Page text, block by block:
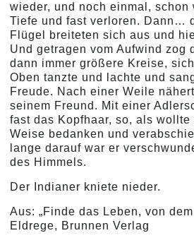
wieder, und noch einmal, schon
Tiefe und fast verloren. Dann…
Flügel breiteten sich aus und
Und getragen vom Aufwind zog
dann immer größere Kreise,
Oben tanzte und lachte und
Freude. Nach einer Weile
seinem Freund. Mit einer
fast das Kopfhaar, so, als
Weise bedanken und
lange darauf war er
des Himmels.
Der Indianer kniete nieder.
Aus: „Finde das Leben, von
Eldrege, Brunnen Verlag